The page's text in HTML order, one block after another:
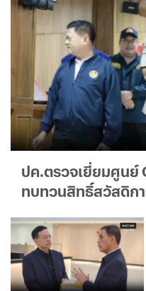
ปค.ตรวจเยี่ยมศูนย์
ทบทวนสิทธิ์สวัสดิก